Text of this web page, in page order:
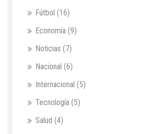
Fútbol (16)
Economía (9)
Noticias (7)
Nacional (6)
Internacional (5)
Tecnología (5)
Salud (4)